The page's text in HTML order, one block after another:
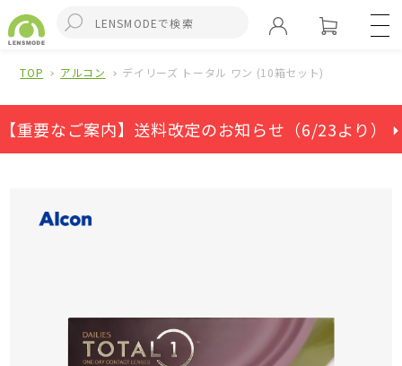
TOP アルコン デイリーズ トータル ワン (10箱セット)
【重要なご案内】送料改定のお知らせ（6/23より） ⏵